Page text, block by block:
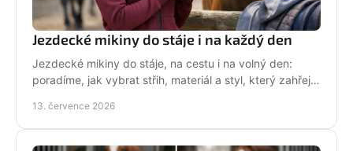
Jezdecké mikiny do stáje i na každý den
Jezdecké mikiny do stáje, na cestu i na volný den:
poradíme, jak vybrat střih, materiál a styl, který zahřeje
13. července 2026